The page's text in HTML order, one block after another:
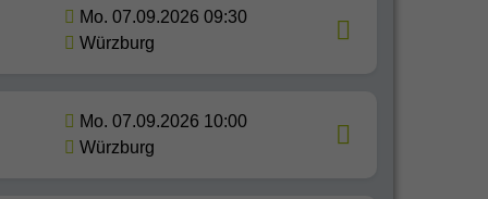
Mo. 07.09.2026 09:30
Würzburg
Mo. 07.09.2026 10:00
Würzburg